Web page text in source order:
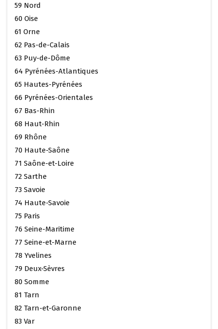
59 Nord
60 Oise
61 Orne
62 Pas-de-Calais
63 Puy-de-Dôme
64 Pyrénées-Atlantiques
65 Hautes-Pyrénées
66 Pyrénées-Orientales
67 Bas-Rhin
68 Haut-Rhin
69 Rhône
70 Haute-Saône
71 Saône-et-Loire
72 Sarthe
73 Savoie
74 Haute-Savoie
75 Paris
76 Seine-Maritime
77 Seine-et-Marne
78 Yvelines
79 Deux-Sèvres
80 Somme
81 Tarn
82 Tarn-et-Garonne
83 Var